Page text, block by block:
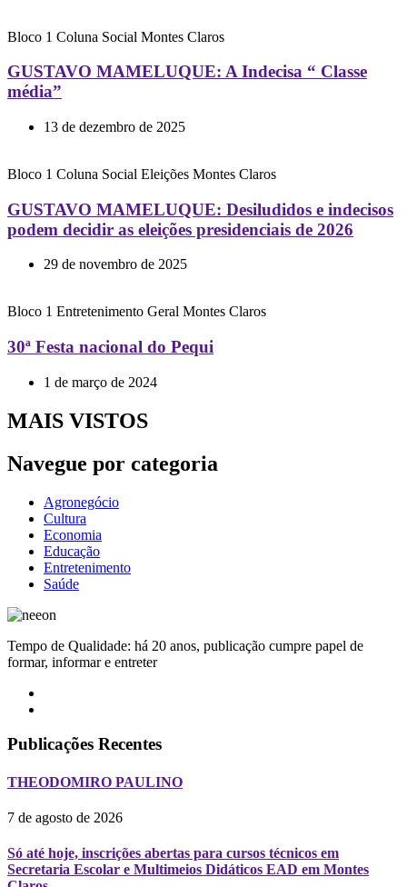
Bloco 1 Coluna Social Montes Claros
GUSTAVO MAMELUQUE: A Indecisa “ Classe
média”
13 de dezembro de 2025
Bloco 1 Coluna Social Eleições Montes Claros
GUSTAVO MAMELUQUE: Desiludidos e indecisos
podem decidir as eleições presidenciais de 2026
29 de novembro de 2025
Bloco 1 Entretenimento Geral Montes Claros
30ª Festa nacional do Pequi
1 de março de 2024
MAIS VISTOS
Navegue por categoria
Agronegócio
Cultura
Economia
Educação
Entretenimento
Saúde
Tempo de Qualidade: há 20 anos, publicação cumpre papel de
formar, informar e entreter
Publicações Recentes
THEODOMIRO PAULINO
7 de agosto de 2026
Só até hoje, inscrições abertas para cursos técnicos em
Secretaria Escolar e Multimeios Didáticos EAD em Montes